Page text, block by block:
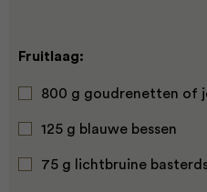
Fruitlaag:
800 g goudrenetten of
125 g blauwe bessen
75 g lichtbruine